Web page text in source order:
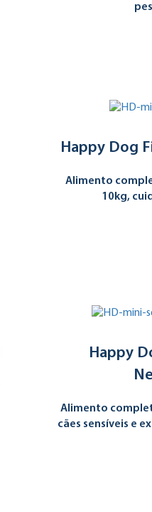
Happy Dog
Alimento
10kg,
Happy
Alimento
cães sensíveis e